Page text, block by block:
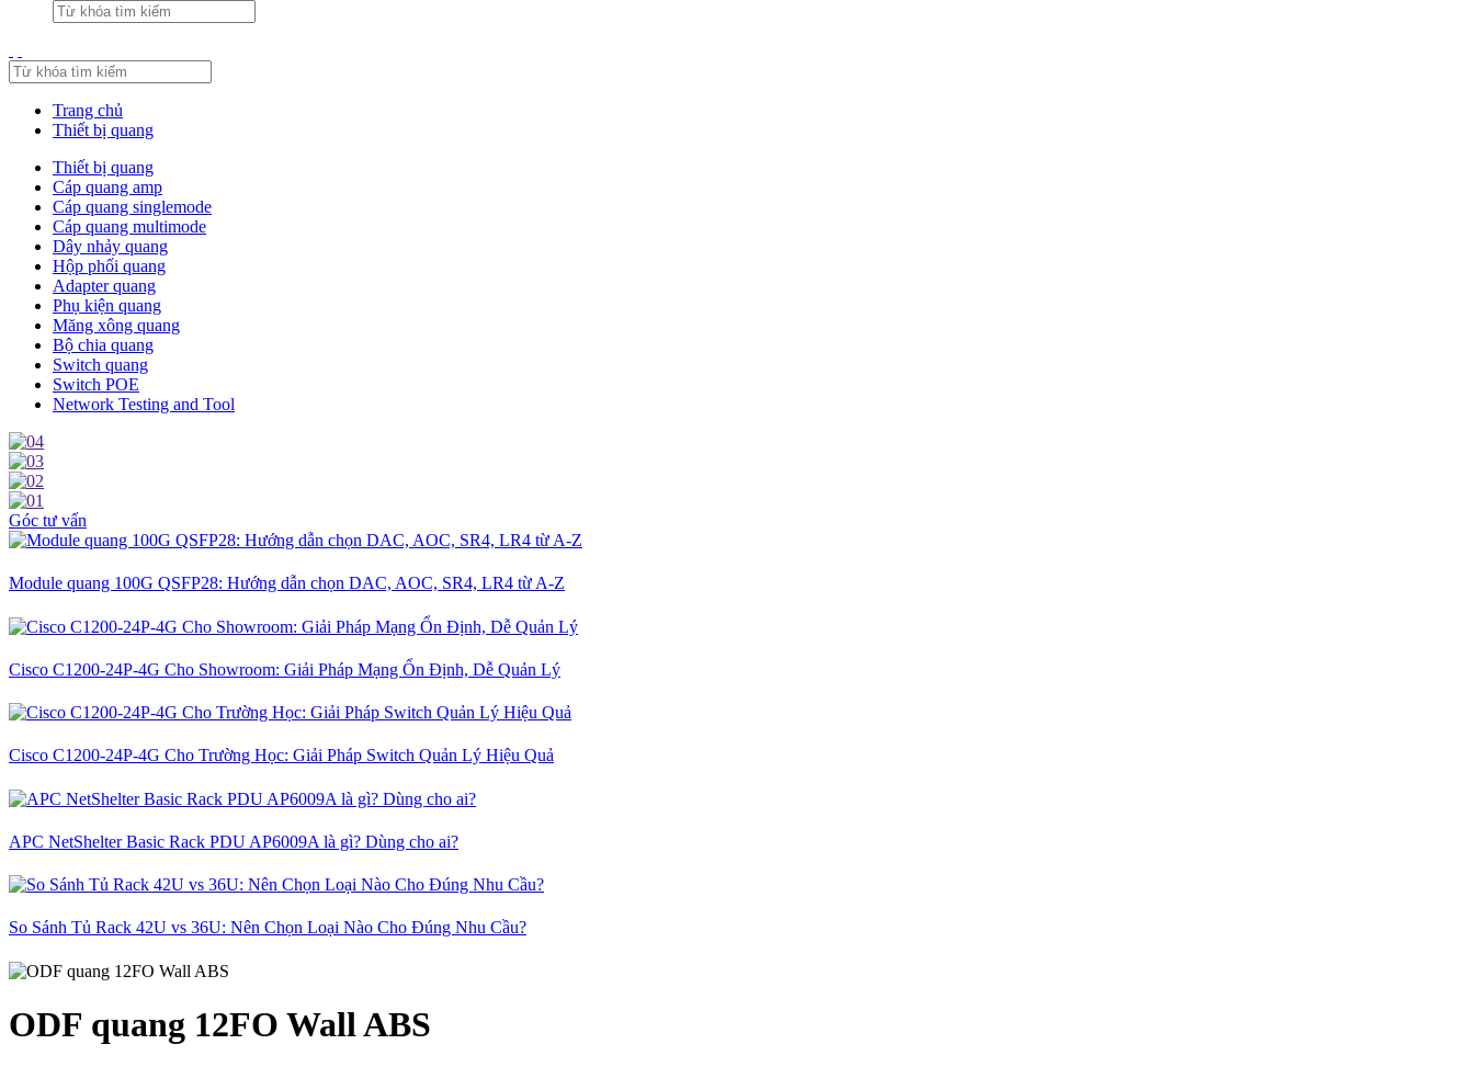
Trang chủ
Thiết bị quang
Thiết bị quang
Cáp quang amp
Cáp quang singlemode
Cáp quang multimode
Dây nhảy quang
Hộp phối quang
Adapter quang
Phụ kiện quang
Măng xông quang
Bộ chia quang
Switch quang
Switch POE
Network Testing and Tool
Góc tư vấn
Module quang 100G QSFP28: Hướng dẫn chọn DAC, AOC, SR4, LR4 từ A-Z
Cisco C1200-24P-4G Cho Showroom: Giải Pháp Mạng Ổn Định, Dễ Quản Lý
Cisco C1200-24P-4G Cho Trường Học: Giải Pháp Switch Quản Lý Hiệu Quả
APC NetShelter Basic Rack PDU AP6009A là gì? Dùng cho ai?
So Sánh Tủ Rack 42U vs 36U: Nên Chọn Loại Nào Cho Đúng Nhu Cầu?
ODF quang 12FO Wall ABS